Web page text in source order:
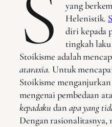
yang
Helenistik.
diri kepada
tingkah
Stoikisme adalah
ataraxia. Untuk
Stoikisme
mengenai pembedaan
kepadaku dan apa yang
Dengan rasionalitasnya,